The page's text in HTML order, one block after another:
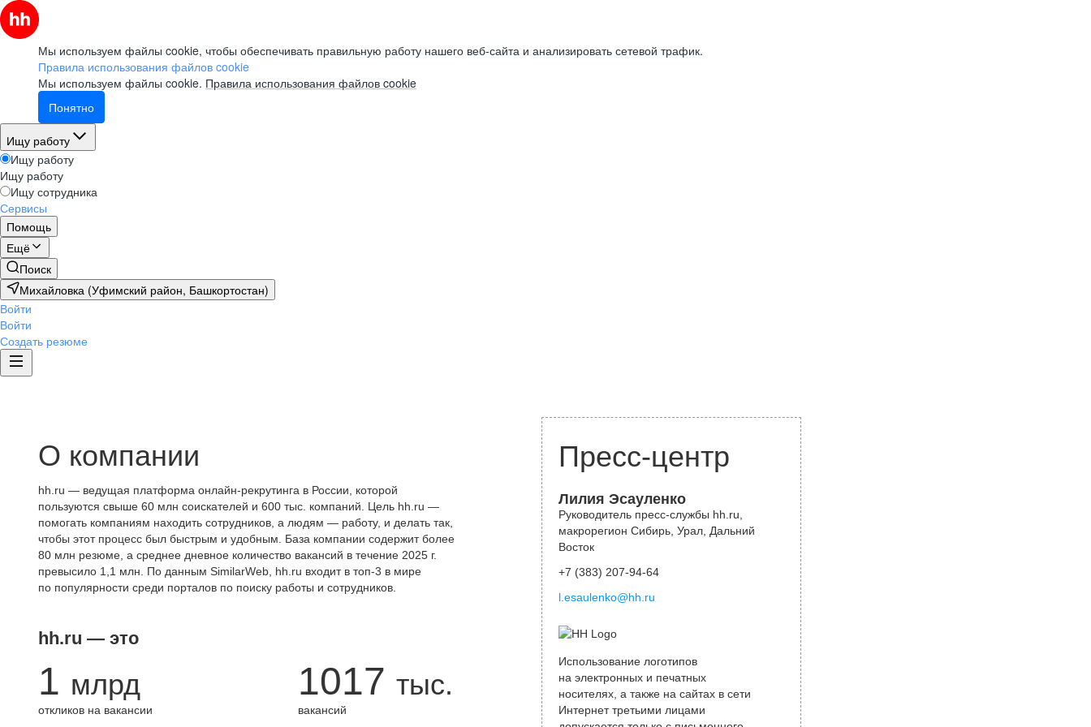
Мы используем файлы cookie, чтобы обеспечивать правильную работу нашего веб-сайта и анализировать сетевой трафик.
Правила использования файлов cookie
Мы используем файлы cookie. Правила использования файлов cookie
Понятно
Ищу работу
Ищу работу
Ищу работу
Ищу сотрудника
Сервисы
Помощь
Ещё
Поиск
Михайловка (Уфимский район, Башкортостан)
Войти
Войти
Создать резюме
О компании
hh.ru — ведущая платформа онлайн-рекрутинга в России, которой
пользуются свыше 60 млн соискателей и 600 тыс. компаний. Цель hh.ru —
помогать компаниям находить сотрудников, а людям — работу, и делать так,
чтобы этот процесс был быстрым и удобным. База компании содержит более
80 млн резюме, а среднее дневное количество вакансий в течение 2025 г.
превысило 1,1 млн. По данным SimilarWeb, hh.ru входит в топ-3 в мире
по популярности среди порталов по поиску работы и сотрудников.
hh.ru — это
1 млрд
откликов на вакансии
1017 тыс.
вакансий
Пресс-центр
Лилия Эсауленко
Руководитель пресс-службы hh.ru,
макрорегион Сибирь, Урал, Дальний
Восток
+7 (383) 207-94-64
l.esaulenko@hh.ru
Использование логотипов
на электронных и печатных
носителях, а также на сайтах в сети
Интернет третьими лицами